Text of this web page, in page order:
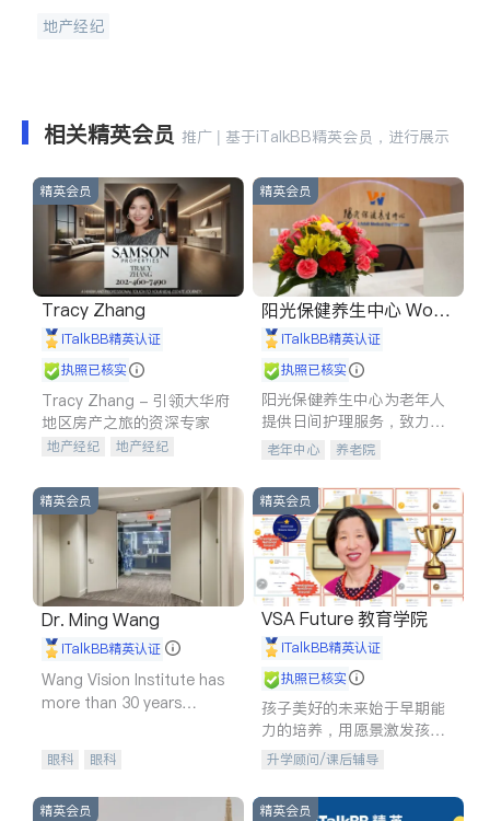
地产经纪
相关精英会员 推广 | 基于iTalkBB精英会员，进行展示
精英会员
Tracy Zhang
iTalkBB精英认证
执照已核实
Tracy Zhang - 引领大华府
地区房产之旅的资深专家
地产经纪
地产经纪
商铺租售
开发商建商
精英会员
阳光保健养生中心 World
shine
iTalkBB精英认证
执照已核实
阳光保健养生中心为老年人
提供日间护理服务，致力于
通过持续的护理创新来有效
老年中心 养老院
精英会员
Dr. Ming Wang
iTalkBB精英认证
Wang Vision Institute has
more than 30 years
眼科 眼科
精英会员
VSA Future 教育学院
iTalkBB精英认证
执照已核实
孩子美好的未来始于早期能
力的培养，用愿景激发孩子
的学习潜力和动力。理念：
拥有成长型心态是成功的基
石。
升学顾问/课后辅导
精英会员 精英会员